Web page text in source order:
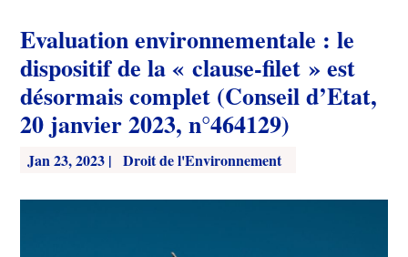
Evaluation environnementale : le
dispositif de la « clause-filet » est
désormais complet (Conseil d’Etat,
20 janvier 2023, n°464129)
Jan 23, 2023 | Droit de l'Environnement